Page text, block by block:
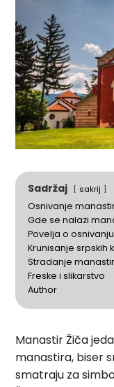
Sadržaj sakrij
Osnivanje
Gde se nalazi
Povelja o osnivanju
Krunisanje srpskih
Stradanje
Freske i slikarstvo
Author
Manastir Žiča
manastira, biser
smatraju za